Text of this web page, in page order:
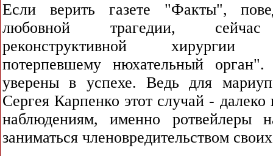
Если верить газете "Факты",
любовной трагедии, сейчас
реконструктивной хирургии
потерпевшему нюхательный
уверены в успехе. Ведь для
Сергея Карпенко этот случай -
наблюдениям, именно ротвейлеры
заниматься членовредительством